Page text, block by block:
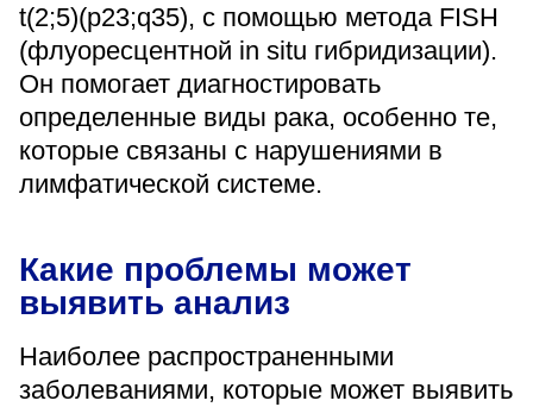
Понедельник — четверг
08:00–16:45
перерыв 12:00–12:30
Пятница
08:00–15:45
перерыв 12:00–12:30
Администратор
+7 (4742) 72-73-31
Версия для слабовидящих
t(2;5)(p23;q35), с помощью метода FISH
(флуоресцентной in situ гибридизации).
Он помогает диагностировать
определенные виды рака, особенно те,
которые связаны с нарушениями в
лимфатической системе.
Какие проблемы может
выявить анализ
Наиболее распространенными
заболеваниями, которые может выявить